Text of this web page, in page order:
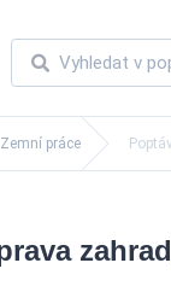
Zemní práce